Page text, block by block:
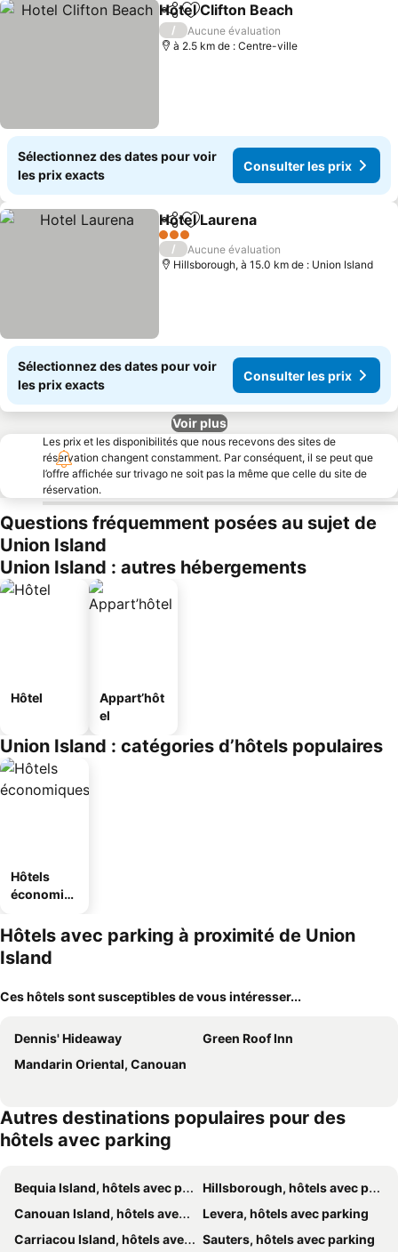
PartagerAjouter à mes favoris
Hotel Clifton Beach
/
Aucune évaluation
à 2.5 km de : Centre-ville
Sélectionnez des dates pour voir
les prix exacts
Consulter les prix
PartagerAjouter à mes favoris
Hotel Laurena
3 Étoiles
/
Aucune évaluation
Hillsborough, à 15.0 km de : Union Island
Sélectionnez des dates pour voir
les prix exacts
Consulter les prix
Voir plus
Les prix et les disponibilités que nous recevons des sites de
réservation changent constamment. Par conséquent, il se peut que
l’offre affichée sur trivago ne soit pas la même que celle du site de
réservation.
Questions fréquemment posées au sujet de
Union Island
Union Island : autres hébergements
Hôtel
Appart’hôt
el
Union Island : catégories d’hôtels populaires
Hôtels
économiq
Hôtels avec parking à proximité de Union
Island
Ces hôtels sont susceptibles de vous intéresser...
Dennis' Hideaway
Green Roof Inn
Mandarin Oriental, Canouan
Autres destinations populaires pour des
hôtels avec parking
Bequia Island, hôtels avec parking
Hillsborough, hôtels avec parking
Canouan Island, hôtels avec parking
Levera, hôtels avec parking
Carriacou Island, hôtels avec parking
Sauters, hôtels avec parking